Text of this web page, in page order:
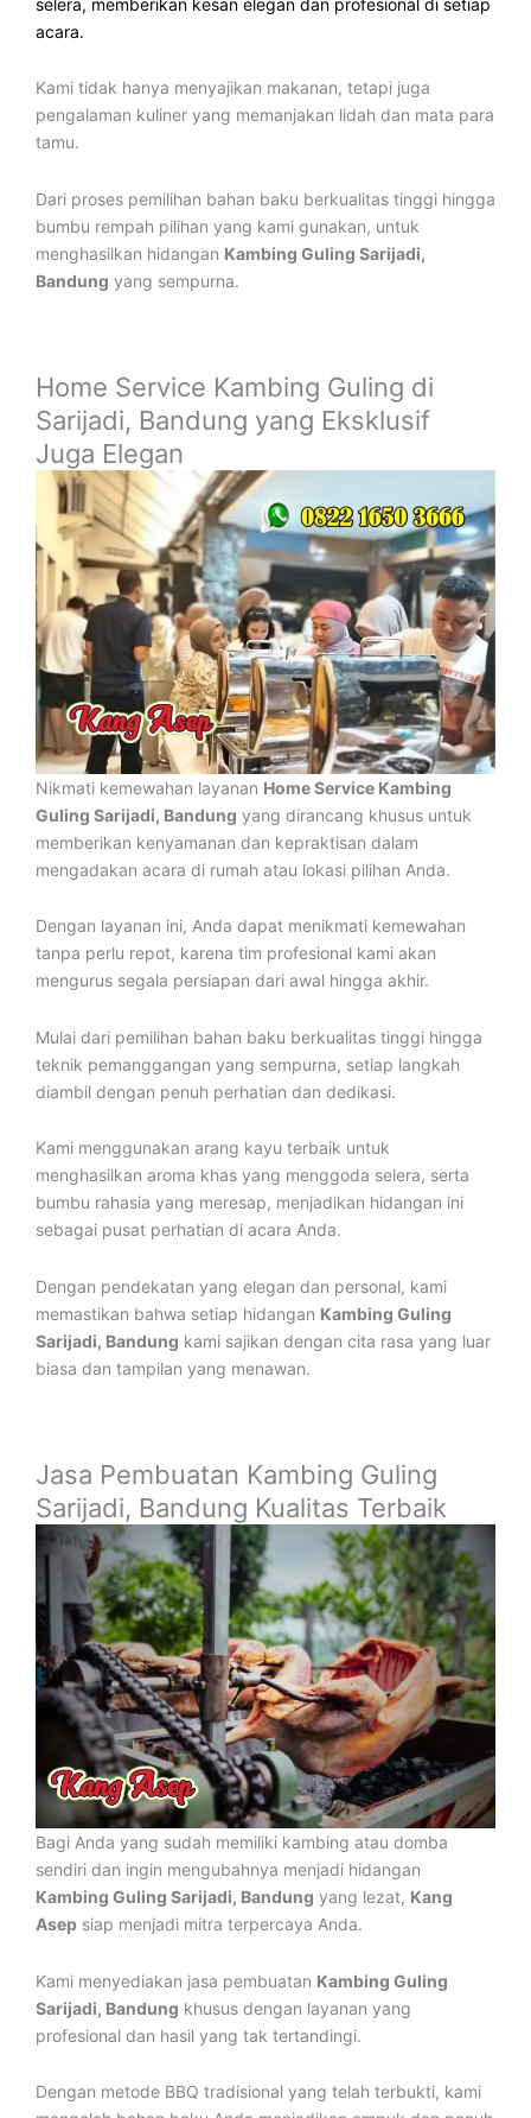
acara.
Kami tidak hanya menyajikan makanan, tetapi juga
pengalaman kuliner yang memanjakan lidah dan mata para
tamu.
Dari proses pemilihan bahan baku berkualitas tinggi hingga
bumbu rempah pilihan yang kami gunakan, untuk
menghasilkan hidangan Kambing Guling Sarijadi,
Bandung yang sempurna.
Home Service Kambing Guling di
Sarijadi, Bandung yang Eksklusif
Juga Elegan
Nikmati kemewahan layanan Home Service Kambing
Guling Sarijadi, Bandung yang dirancang khusus untuk
memberikan kenyamanan dan kepraktisan dalam
mengadakan acara di rumah atau lokasi pilihan Anda.
Dengan layanan ini, Anda dapat menikmati kemewahan
tanpa perlu repot, karena tim profesional kami akan
mengurus segala persiapan dari awal hingga akhir.
Mulai dari pemilihan bahan baku berkualitas tinggi hingga
teknik pemanggangan yang sempurna, setiap langkah
diambil dengan penuh perhatian dan dedikasi.
Kami menggunakan arang kayu terbaik untuk
menghasilkan aroma khas yang menggoda selera, serta
bumbu rahasia yang meresap, menjadikan hidangan ini
sebagai pusat perhatian di acara Anda.
Dengan pendekatan yang elegan dan personal, kami
memastikan bahwa setiap hidangan Kambing Guling
Sarijadi, Bandung kami sajikan dengan cita rasa yang luar
biasa dan tampilan yang menawan.
Jasa Pembuatan Kambing Guling
Sarijadi, Bandung Kualitas Terbaik
Bagi Anda yang sudah memiliki kambing atau domba
sendiri dan ingin mengubahnya menjadi hidangan
Kambing Guling Sarijadi, Bandung yang lezat, Kang
Asep siap menjadi mitra terpercaya Anda.
Kami menyediakan jasa pembuatan Kambing Guling
Sarijadi, Bandung khusus dengan layanan yang
profesional dan hasil yang tak tertandingi.
Dengan metode BBQ tradisional yang telah terbukti, kami